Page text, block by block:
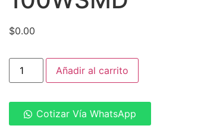
$0.00
Añadir al carrito
Cotizar Vía WhatsApp